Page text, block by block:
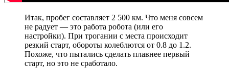
Итак, пробег составляет 2 500 км. Что меня совсем
не радует — это работа робота (или его
настройки). При трогании с места происходит
резкий старт, обороты колеблются от 0.8 до 1.2.
Похоже, что пытались сделать плавнее первый
старт, но это не сработало.